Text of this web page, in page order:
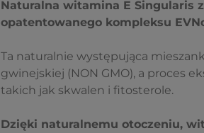
Naturalna witamina E Singularis
opatentowanego kompleksu
Ta naturalnie występująca
gwinejskiej (NON GMO), a proces
takich jak skwalen i fitosterole.
Dzięki naturalnemu otoczeniu,